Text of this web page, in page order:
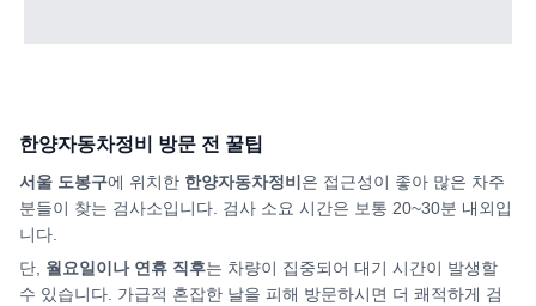
한양자동차정비 방문 전 꿀팁
서울 도봉구에 위치한 한양자동차정비 은 접근성이 좋아 많은 차주
분들이 찾는 검사소입니다. 검사 소요 시간은 보통 20~30분 내외입
니다.
단, 월요일이나 연휴 직후는 차량이 집중되어 대기 시간이 발생할
수 있습니다. 가급적 혼잡한 날을 피해 방문하시면 더 쾌적하게 검